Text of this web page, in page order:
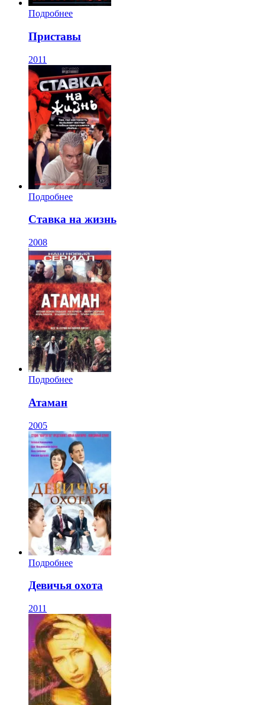
Подробнее
Приставы
2011
Подробнее
Ставка на жизнь
2008
Подробнее
Атаман
2005
Подробнее
Девичья охота
2011